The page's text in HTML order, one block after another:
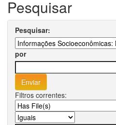
Pesquisar
Pesquisar:
por
Filtros correntes: